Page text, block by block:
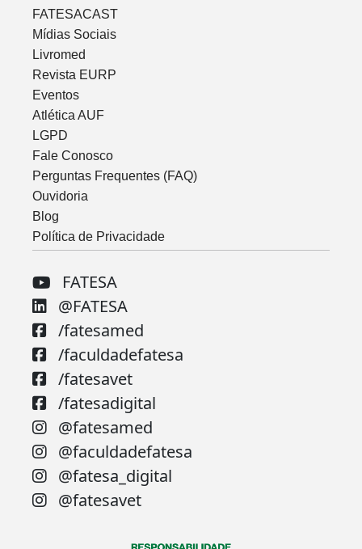
FATESACAST
Mídias Sociais
Livromed
Revista EURP
Eventos
Atlética AUF
LGPD
Fale Conosco
Perguntas Frequentes (FAQ)
Ouvidoria
Blog
Política de Privacidade
FATESA
@FATESA
/fatesamed
/faculdadefatesa
/fatesavet
/fatesadigital
@fatesamed
@faculdadefatesa
@fatesa_digital
@fatesavet